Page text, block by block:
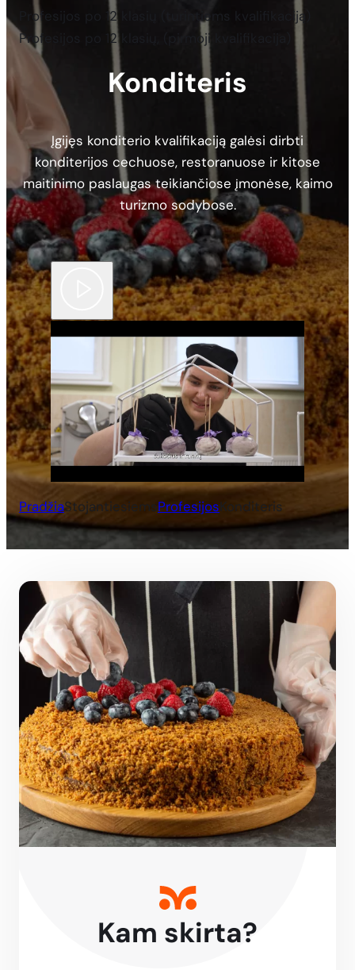
Profesijos po 12 klasių (turintiems kvalifikaciją)
Profesijos po 12 klasių, (pirmoji kvalifikacija)
Konditeris
Įgijęs konditerio kvalifikaciją galėsi dirbti
konditerijos cechuose, restoranuose ir kitose
maitinimo paslaugas teikiančiose įmonėse, kaimo
turizmo sodybose.
button
PradžiaStojantiesiemsProfesijosKonditeris
Kam skirta?